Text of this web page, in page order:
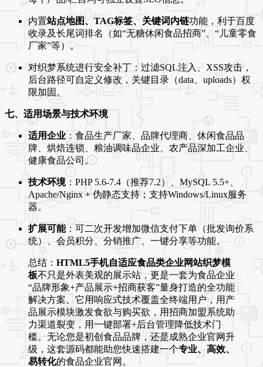
内置站点地图、TAG标签、关键词内链功能，利于百度
收录及长尾词排名（如“无糖休闲食品招商”、“儿童零食
厂家”等）。
对织梦系统进行安全补丁：过滤SQL注入、XSS攻击，
后台路径可自定义修改，关键目录（data、uploads）权
限加固。
七、适用场景与技术环境
适用企业 ：食品生产厂家、品牌代理商、休闲食品品
牌、烘焙连锁、粮油调味品企业、农产品深加工企业、
健康食品公司。
技术环境：PHP 5.6-7.4（推荐7.2）、MySQL 5.5+、
Apache/Nginx + 伪静态支持；支持Windows/Linux服务
器。
扩展可能：可二次开发增加微信支付下单（批发询价系
统）、会员积分、分销推广、一键分享等功能。
总结： HTML5手机自适应食品类企业网站织梦模
板不只是外表美观的展示站，更是一套为食品企业
“品牌形象+产品展示+招商获客”量身打造的全功能
解决方案。它用响应式技术覆盖全终端用户，用产
品展示模块激发食欲与购买欲，用招商加盟系统助
力渠道裂变，用一键部署+后台管理降低技术门
槛。无论您是初创食品品牌，还是成熟企业官网升
级，这套源码都能助您快速搭建一个专业、高效、
易转化的食品企业官网。